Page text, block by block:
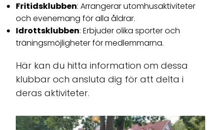
Fritidsklubben: Arrangerar utomhusaktiviteter
och evenemang för alla åldrar.
Idrottsklubben: Erbjuder olika sporter och
träningsmöjligheter för medlemmarna.
Här kan du hitta information om dessa
klubbar och ansluta dig för att delta i
deras aktiviteter.